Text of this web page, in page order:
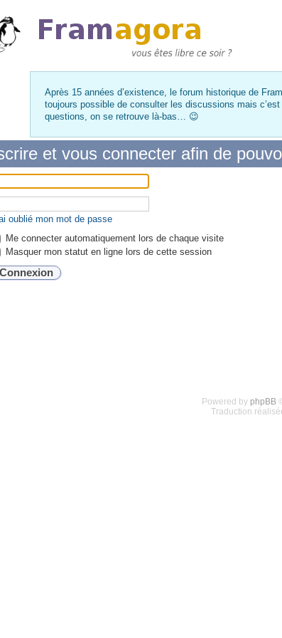
Après 15 années d’existence, le forum historique de
toujours possible de consulter les discussions mais
questions, on se retrouve là-bas… 😉
et vous connecter afin de
oublié mon mot de passe
Me connecter automatiquement lors de chaque visite
Masquer mon statut en ligne lors de cette session
Powered by phpBB
Traduction